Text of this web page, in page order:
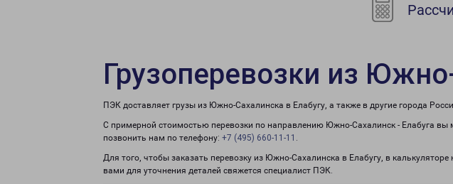
Грузоперевозки из
ПЭК доставляет грузы из Южно-Сахалинска в Елабугу, а также в другие города
С примерной стоимостью перевозки по направлению Южно-Сахалинск - Елабуга
позвонить нам по телефону: +7 (495) 660-11-11 .
Для того, чтобы заказать перевозку из Южно-Сахалинска в Елабугу, в
вами для уточнения деталей свяжется специалист ПЭК.